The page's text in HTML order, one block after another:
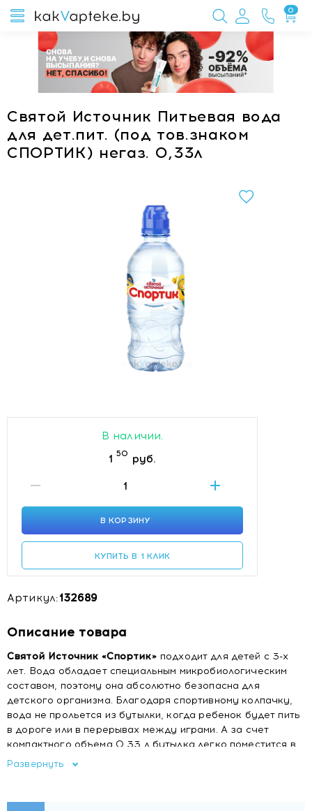
0
Святой Источник Питьевая вода
для дет.пит. (под тов.знаком
СПОРТИК) негаз. 0,33л
В наличии.
1 50 руб.
В КОРЗИНУ
КУПИТЬ В 1 КЛИК
Артикул:132689
Описание товара
Святой Источник «Спортик» подходит для детей с 3-х
лет. Вода обладает специальным микробиологическим
составом, поэтому она абсолютно безопасна для
детского организма. Благодаря спортивному колпачку,
вода не прольется из бутылки, когда ребенок будет пить
в дороге или в перерывах между играми. А за счет
компактного объема 0,33 л бутылка легко поместится в
рюкзак или в карман сумки. Дизайн «Спортик» с яркими
Развернуть